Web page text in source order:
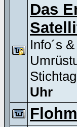
Das
Info´s
Uhr